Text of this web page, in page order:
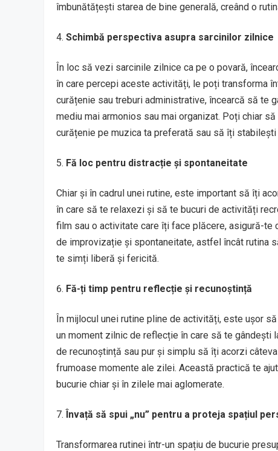
îmbunătățești starea de bine generală, creând o
Schimbă perspectiva asupra sarcinilor zilnice
În loc să vezi sarcinile zilnice ca pe o povară,
în care percepi aceste activități, le poți transforma
curățenie sau treburi administrative, încearcă să te
mediu mai armonios sau mai organizat. Poți chiar
curățenie pe muzica ta preferată sau să îți
Fă loc pentru distracție și spontaneitate
Chiar și în cadrul unei rutine, este important să îți
în care să te relaxezi și să te bucuri de activități
film sau o activitate care îți face plăcere, asigură-
de improvizație și spontaneitate, astfel încât rutina
te simți liberă și fericită.
Fă-ți timp pentru reflecție și recunoștință
În mijlocul unei rutine pline de activități, este ușor
un moment zilnic de reflecție în care să te gândești
de recunoștință sau pur și simplu să îți acorzi
frumoase momente ale zilei. Această practică te
bucurie chiar și în zilele mai aglomerate.
Învață să spui „nu” pentru a proteja spațiul
Transformarea rutinei într-un spațiu de bucurie